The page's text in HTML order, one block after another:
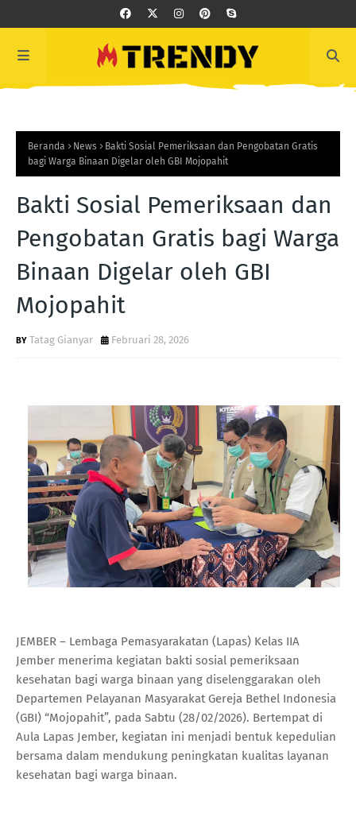
Beranda News
Bakti Sosial Pemeriksaan dan Pengobatan Gratis
bagi Warga Binaan Digelar oleh GBI Mojopahit
Bakti Sosial Pemeriksaan dan
Pengobatan Gratis bagi Warga
Binaan Digelar oleh GBI
Mojopahit
Tatag Gianyar Februari 28, 2026
JEMBER – Lembaga Pemasyarakatan (Lapas) Kelas IIA
Jember menerima kegiatan bakti sosial pemeriksaan
kesehatan bagi warga binaan yang diselenggarakan oleh
Departemen Pelayanan Masyarakat Gereja Bethel Indonesia
(GBI) “Mojopahit”, pada Sabtu (28/02/2026). Bertempat di
Aula Lapas Jember, kegiatan ini menjadi bentuk kepedulian
bersama dalam mendukung peningkatan kualitas layanan
kesehatan bagi warga binaan.